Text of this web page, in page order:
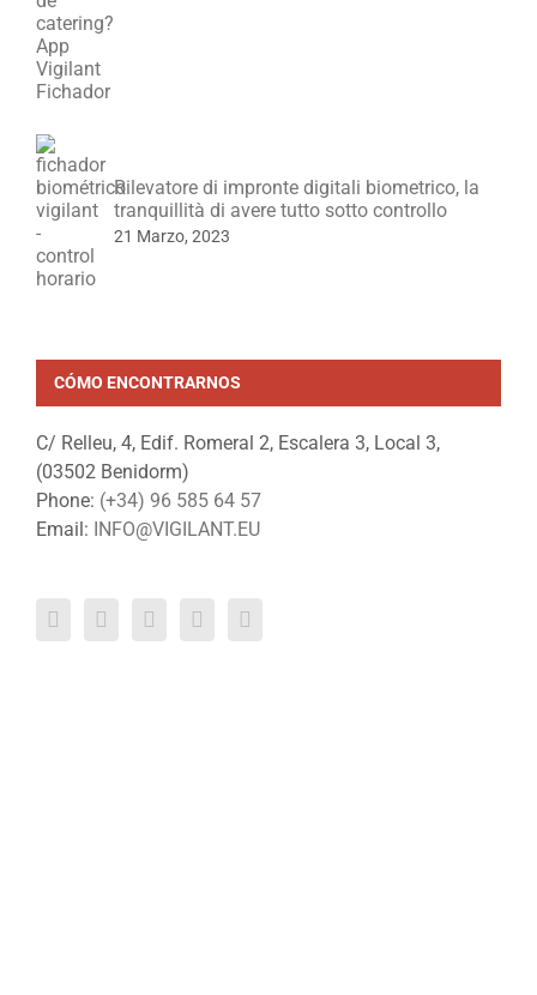
Rilevatore di impronte digitali biometrico, la
tranquillità di avere tutto sotto controllo
21 Marzo, 2023
CÓMO ENCONTRARNOS
C/ Relleu, 4, Edif. Romeral 2, Escalera 3, Local 3,
(03502 Benidorm)
Phone: (+34) 96 585 64 57
Email: INFO@VIGILANT.EU